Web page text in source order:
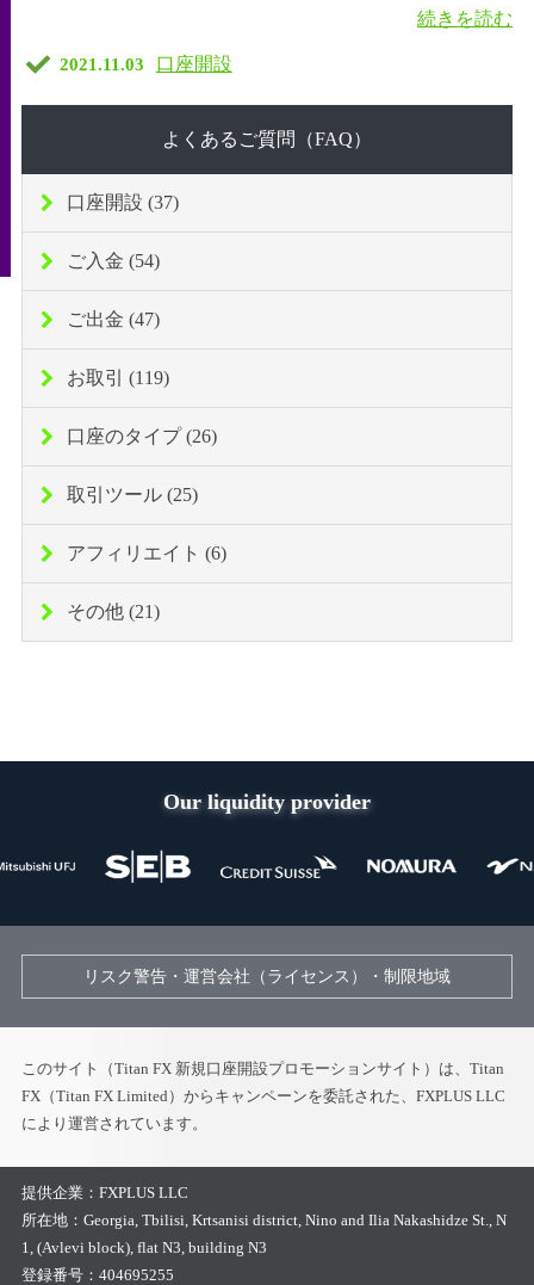
続きを読む
2021.11.03 口座開設
よくあるご質問（FAQ）
口座開設 (37)
ご入金 (54)
ご出金 (47)
お取引 (119)
口座のタイプ (26)
取引ツール (25)
アフィリエイト (6)
その他 (21)
Our liquidity provider
リスク警告・運営会社（ライセンス）・制限地域
このサイト（Titan FX 新規口座開設プロモーションサイト）は、Titan
FX（Titan FX Limited）からキャンペーンを委託された、FXPLUS LLC
により運営されています。
提供企業： FXPLUS LLC
所在地： Georgia, Tbilisi, Krtsanisi district, Nino and Ilia Nakashidze St., N
1, (Avlevi block), flat N3, building N3
登録番号： 404695255